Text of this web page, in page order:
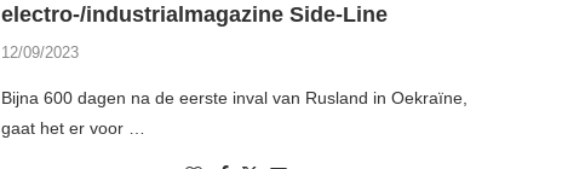
electro-/industrialmagazine Side-Line
12/09/2023
Bijna 600 dagen na de eerste inval van Rusland in Oekraïne,
gaat het er voor …